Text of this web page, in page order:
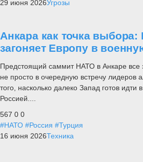
29 июня 2026Угрозы
Анкара как точка
загоняет Европу в
Предстоящий саммит НАТО в Анкаре все
не просто в очередную встречу лидеров
того, насколько далеко Запад готов идти
Россией....
567 0 0
#НАТО #Россия #Турция
16 июня 2026Техника